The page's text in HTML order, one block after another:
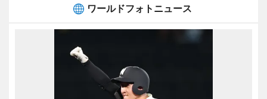
ワールドフォトニュース